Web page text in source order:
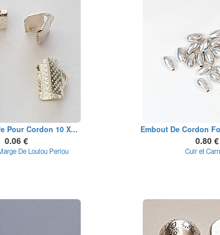
Pour Cordon 10 X...
0.06 €
De Loulou Perlou
Embout De Cordon
0.80 €
Cuir et